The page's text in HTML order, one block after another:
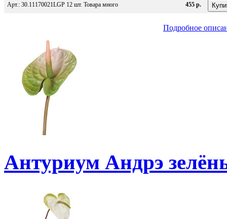
Арт.: 30.11170021LGP 12 шт. Товара много 455 р.
Подробное
Антуриум Андрэ